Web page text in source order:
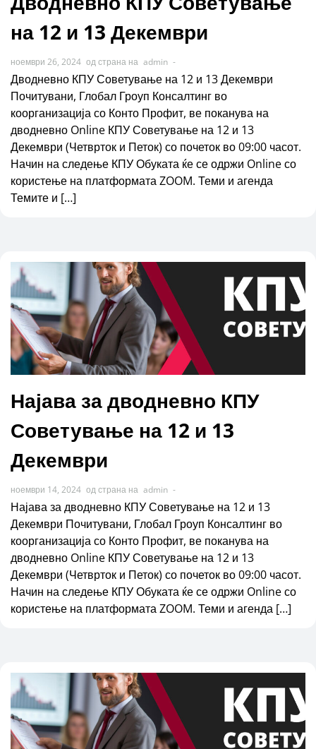
на 12 и 13 Декември
ноември 26, 2024 од страна на admin -
Дводневно КПУ Советување на 12 и 13 Декември
Почитувани, Глобал Гроуп Консалтинг во
коорганизација со Конто Профит, ве поканува на
дводневно Online КПУ Советување на 12 и 13
Декември (Четврток и Петок) со почеток во 09:00 часот.
Начин на следење КПУ Обуката ќе се одржи Online со
користење на платформата ZOOM. Теми и агенда
Темите и […]
Најава за дводневно КПУ
Советување на 12 и 13
Декември
ноември 14, 2024 од страна на admin -
Најава за дводневно КПУ Советување на 12 и 13
Декември Почитувани, Глобал Гроуп Консалтинг во
коорганизација со Конто Профит, ве поканува на
дводневно Online КПУ Советување на 12 и 13
Декември (Четврток и Петок) со почеток во 09:00 часот.
Начин на следење КПУ Обуката ќе се одржи Online со
користење на платформата ZOOM. Теми и агенда […]